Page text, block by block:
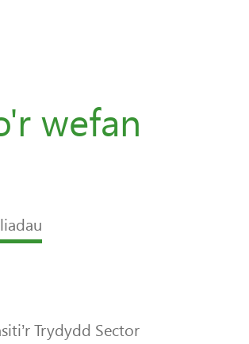
wefan
Trydydd Sector